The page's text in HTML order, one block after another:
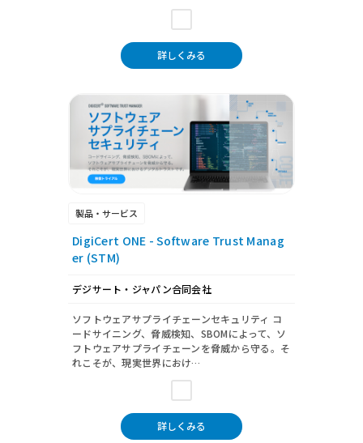
詳しくみる
製品・サービス
DigiCert ONE - Software Trust Manag
er (STM)
デジサート・ジャパン合同会社
ソフトウェアサプライチェーンセキュリティ コ
ードサイニング、脅威検知、SBOMによって、ソ
フトウェアサプライチェーンを脅威から守る。そ
れこそが、現実世界におけ…
詳しくみる